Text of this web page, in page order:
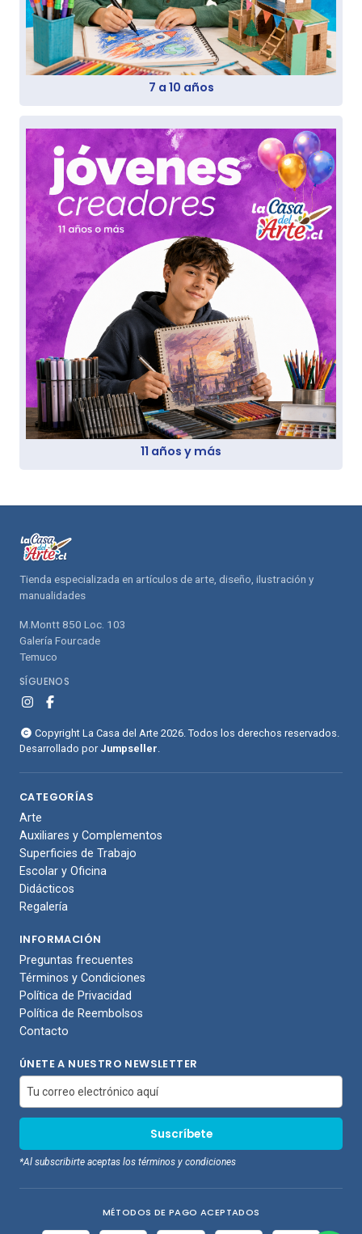
7 a 10 años
11 años y más
Tienda especializada en artículos de arte, diseño, ilustración y
manualidades
M.Montt 850 Loc. 103
Galería Fourcade
Temuco
SÍGUENOS
Copyright La Casa del Arte 2026. Todos los derechos reservados.
Desarrollado por Jumpseller
CATEGORÍAS
Arte
Auxiliares y Complementos
Superficies de Trabajo
Escolar y Oficina
Didácticos
Regalería
INFORMACIÓN
Preguntas frecuentes
Términos y Condiciones
Política de Privacidad
Política de Reembolsos
Contacto
ÚNETE A NUESTRO NEWSLETTER
*Al subscribirte aceptas los términos y condiciones
MÉTODOS DE PAGO ACEPTADOS